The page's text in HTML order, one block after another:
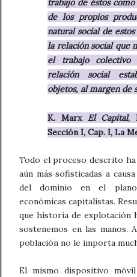
trabajo de éstos
de los propios
natural social de
la relación social que
el trabajo colectivo
relación social
objetos, al margen de
K. Marx El Capital,
Sección I, Cap. I, La
Todo el proceso descrito ha
aún más sofisticadas a
del dominio en el
económicas capitalistas.
que historia de explotación
sostenemos en las manos.
población no le importa
El mismo dispositivo